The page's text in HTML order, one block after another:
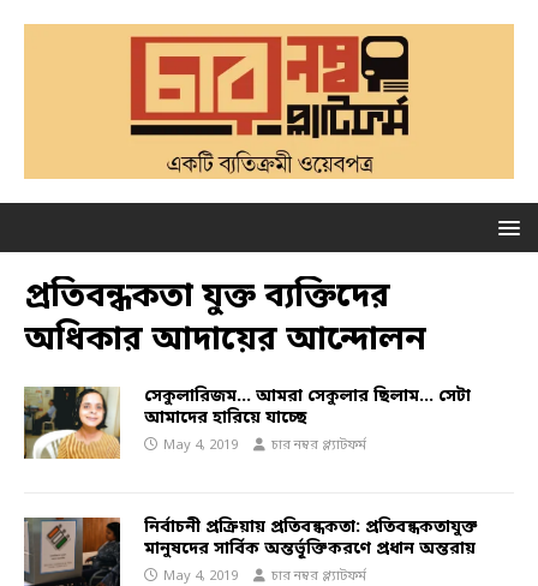
প্রতিবন্ধকতা যুক্ত ব্যক্তিদের
অধিকার আদায়ের আন্দোলন
সেকুলারিজম… আমরা সেকুলার ছিলাম… সেটা
আমাদের হারিয়ে যাচ্ছে
May 4, 2019 চার নম্বর প্ল্যাটফর্ম
নির্বাচনী প্রক্রিয়ায় প্রতিবন্ধকতা: প্রতিবন্ধকতাযুক্ত
মানুষদের সার্বিক অন্তর্ভূক্তিকরণে প্রধান অন্তরায়
May 4, 2019 চার নম্বর প্ল্যাটফর্ম